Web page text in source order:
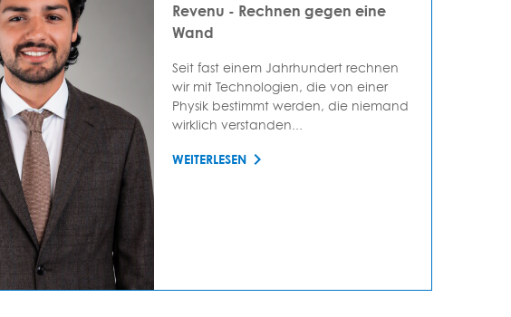
Revenu - Rechnen gegen eine
Wand
Seit fast einem Jahrhundert rechnen
wir mit Technologien, die von einer
Physik bestimmt werden, die niemand
wirklich verstanden...
WEITERLESEN